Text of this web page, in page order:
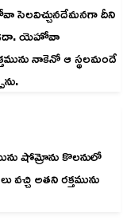
సెలవిచ్చునదేమనగా దీని
గదా. యెహోవా
నాకెనో ఆ స్థలమందే
షోమ్రోను కొలనులో
అతని రక్తమును